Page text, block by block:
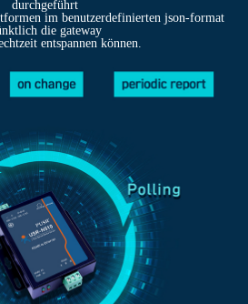
durchgeführt
im benutzerdefinierten json-format
die gateway
entspannen können.